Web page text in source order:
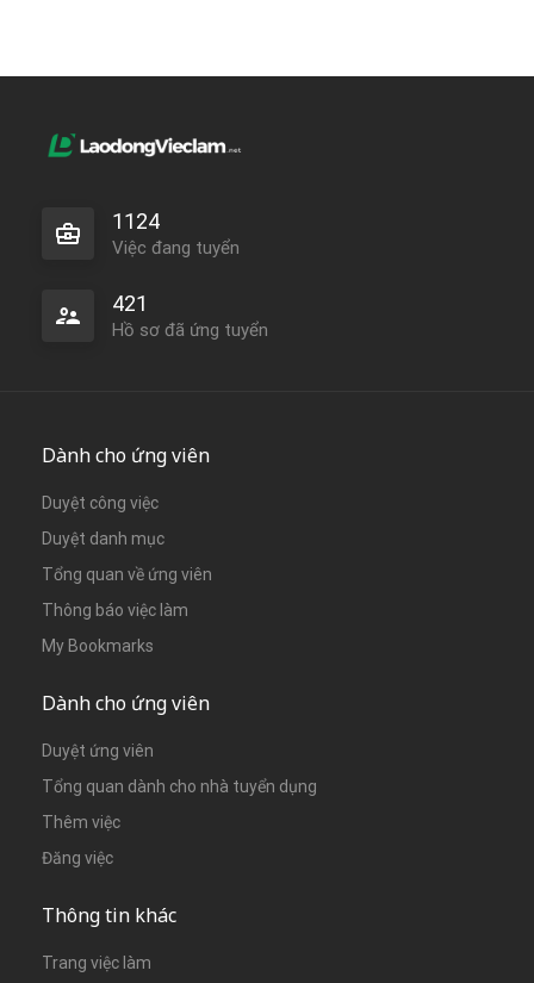
1124
Việc đang tuyển
421
Hồ sơ đã ứng tuyển
Dành cho ứng viên
Duyệt công việc
Duyệt danh mục
Tổng quan về ứng viên
Thông báo việc làm
My Bookmarks
Dành cho ứng viên
Duyệt ứng viên
Tổng quan dành cho nhà tuyển dụng
Thêm việc
Đăng việc
Thông tin khác
Trang việc làm